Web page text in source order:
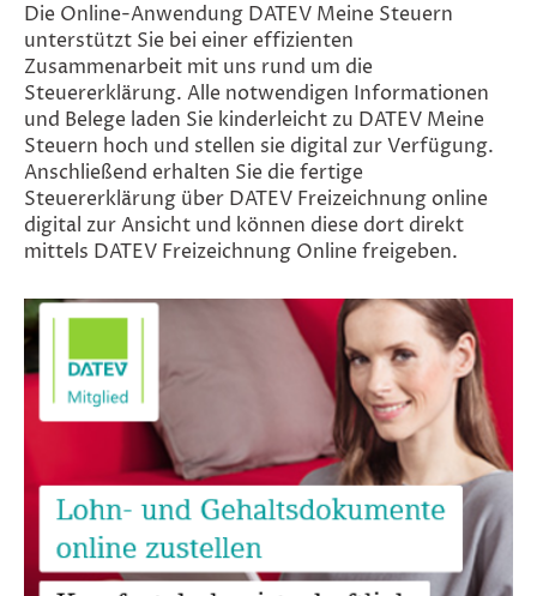
Die Online-Anwendung DATEV Meine Steuern
unterstützt Sie bei einer effizienten
Zusammenarbeit mit uns rund um die
Steuererklärung. Alle notwendigen Informationen
und Belege laden Sie kinderleicht zu DATEV Meine
Steuern hoch und stellen sie digital zur Verfügung.
Anschließend erhalten Sie die fertige
Steuererklärung über DATEV Freizeichnung online
digital zur Ansicht und können diese dort direkt
mittels DATEV Freizeichnung Online freigeben.